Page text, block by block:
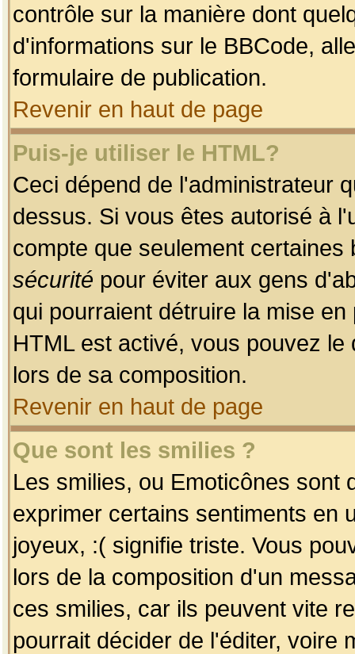
contrôle sur la manière dont
d'informations sur le BBCode,
formulaire de publication.
Revenir en haut de page
Puis-je utiliser le HTML?
Ceci dépend de l'administrateur
dessus. Si vous êtes autorisé à
compte que seulement
sécurité pour éviter aux gens
qui pourraient détruire la mise
HTML est activé, vous pouvez
lors de sa composition.
Revenir en haut de page
Que sont les smilies ?
Les smilies, ou Emoticônes sont
exprimer certains sentiments en
joyeux, :( signifie triste. Vous
lors de la composition d'un
ces smilies, car ils peuvent vite
pourrait décider de l'éditer, voire